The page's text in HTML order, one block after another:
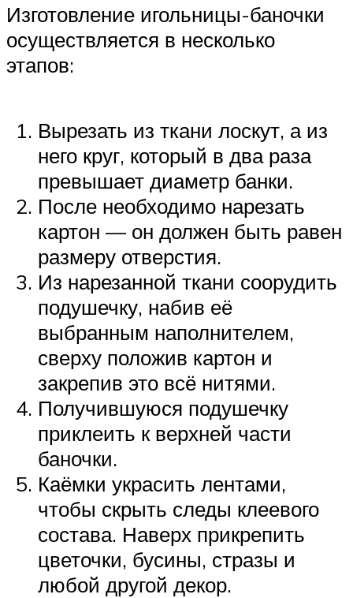
Изготовление игольницы-баночки
осуществляется в несколько
этапов:
Вырезать из ткани лоскут, а из
него круг, который в два раза
превышает диаметр банки.
После необходимо нарезать
картон — он должен быть равен
размеру отверстия.
Из нарезанной ткани соорудить
подушечку, набив её
выбранным наполнителем,
сверху положив картон и
закрепив это всё нитями.
Получившуюся подушечку
приклеить к верхней части
баночки.
Каёмки украсить лентами,
чтобы скрыть следы клеевого
состава. Наверх прикрепить
цветочки, бусины, стразы и
любой другой декор.